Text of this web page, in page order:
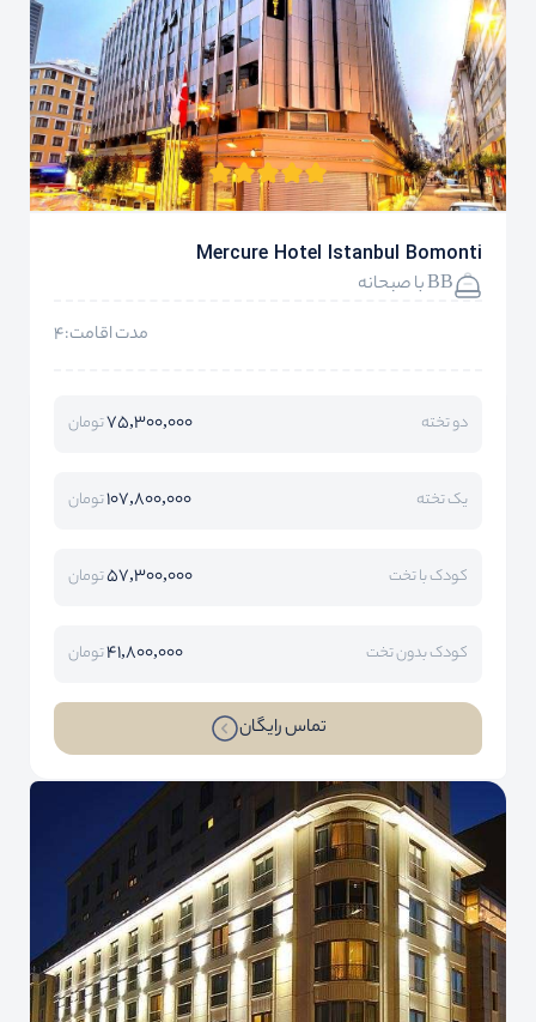
Mercure Hotel Istanbul Bomonti
BB با صبحانه
مدت اقامت:4
دو تخته 75,300,000تومان
یک تخته 107,800,000تومان
کودک با تخت 57,300,000تومان
کودک بدون تخت 41,800,000تومان
تماس رایگان